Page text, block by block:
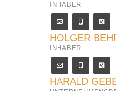
INHABER
HOLGER
INHABER
HARALD